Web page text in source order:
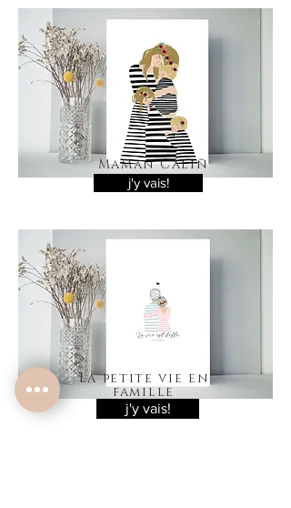
Maman Câlin
j'y vais!
La petite vie en
famille
j'y vais!